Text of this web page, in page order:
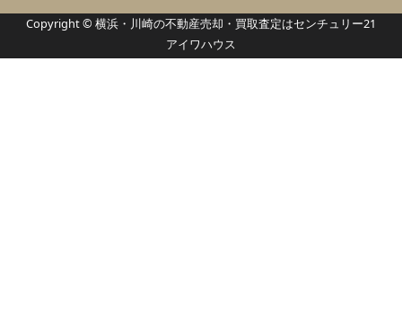
Copyright © 横浜・川崎の不動産売却・買取査定はセンチュリー21
アイワハウス